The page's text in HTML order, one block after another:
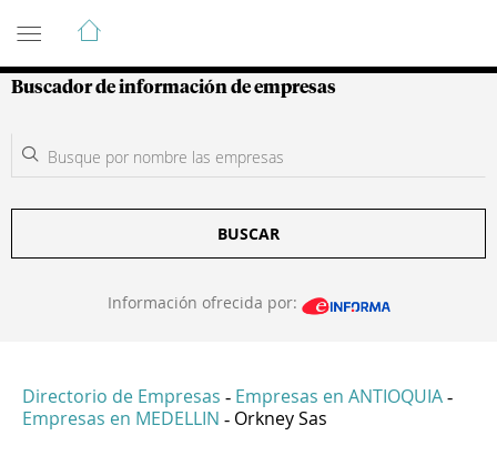
Guía de Empresas Colombianas
Buscador de información de empresas
BUSCAR
Información ofrecida por:
Directorio de Empresas - Empresas en ANTIOQUIA -
Empresas en MEDELLIN - Orkney Sas